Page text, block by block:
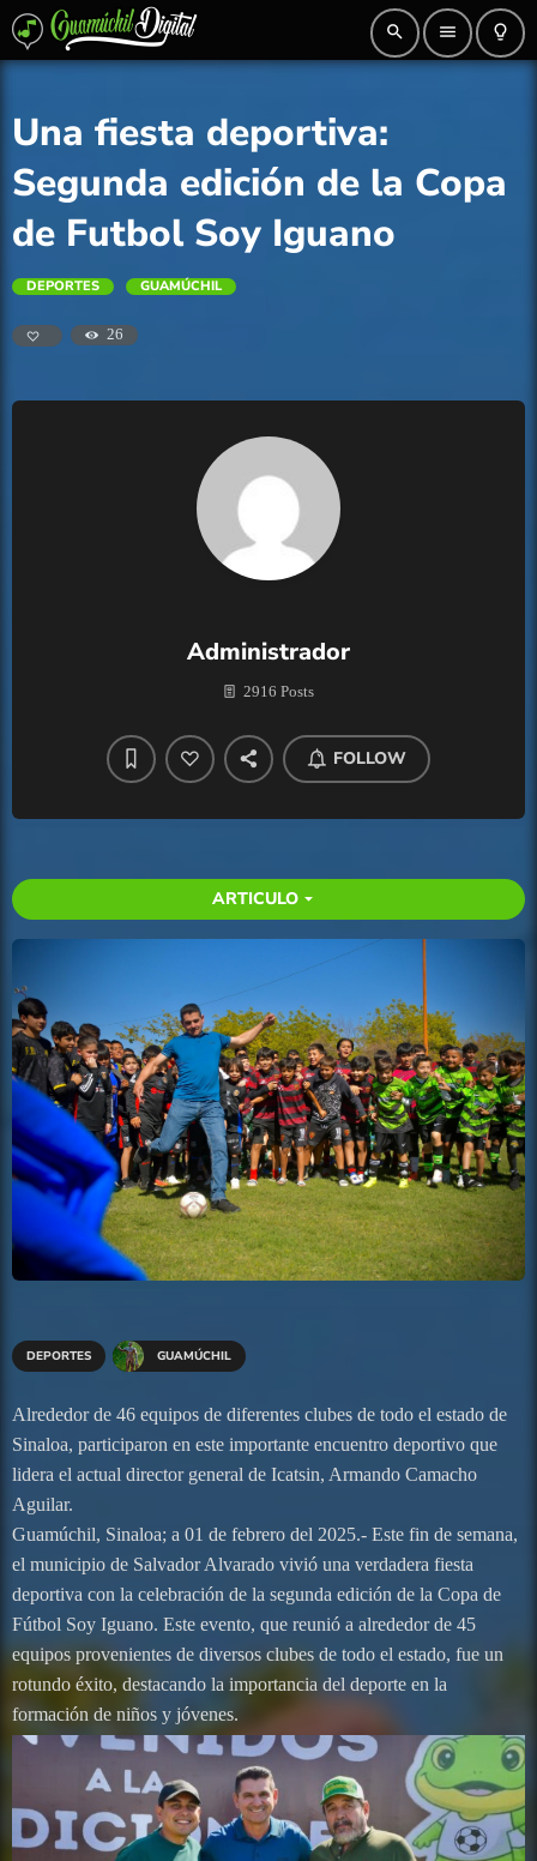
search menu lightbulb_outline
Una fiesta deportiva:
Segunda edición de la Copa
de Futbol Soy Iguano
DEPORTES GUAMÚCHIL
26
Administrador
2916 Posts
FOLLOW
ARTICULO arrow_drop_down
DEPORTES GUAMÚCHIL
Alrededor de 46 equipos de diferentes clubes de todo el estado de
Sinaloa, participaron en este importante encuentro deportivo que
lidera el actual director general de Icatsin, Armando Camacho
Aguilar.
Guamúchil, Sinaloa; a 01 de febrero del 2025.- Este fin de semana,
el municipio de Salvador Alvarado vivió una verdadera fiesta
deportiva con la celebración de la segunda edición de la Copa de
Fútbol Soy Iguano. Este evento, que reunió a alrededor de 45
equipos provenientes de diversos clubes de todo el estado, fue un
rotundo éxito, destacando la importancia del deporte en la
formación de niños y jóvenes.